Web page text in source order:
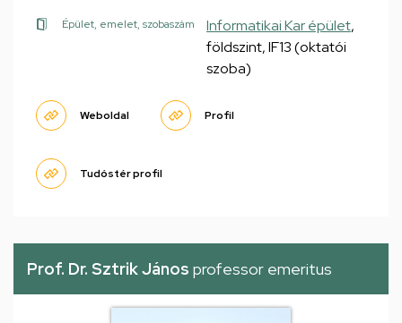
Épület, emelet, szobaszám Informatikai Kar épület,
földszint, IF13 (oktatói
szoba)
Weboldal Profil
Tudóstér profil
Prof. Dr. Sztrik János professor emeritus